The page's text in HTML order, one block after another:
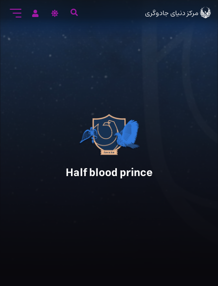
ورود
مرکز دنیای جادوگری
Half blood prince